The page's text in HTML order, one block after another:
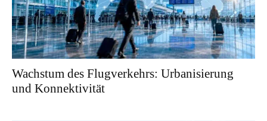
Wachstum des Flugverkehrs: Urbanisierung
und Konnektivität